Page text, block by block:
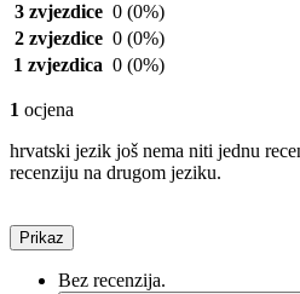
3 zvjezdice 0 (0%)
2 zvjezdice 0 (0%)
1 zvjezdica 0 (0%)
1 ocjena
hrvatski jezik još nema niti jednu
recenziju na drugom jeziku.
Prikaz
Bez recenzija.